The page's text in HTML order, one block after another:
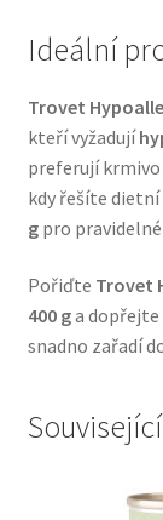
Vodítka a
Wolf of
Ideální
Trovet
kteří vyžadují
preferují krmivo
kdy řešíte
gpro pravidelné
Pořiďte Trovet
400 ga dopřejte
snadno zařadí